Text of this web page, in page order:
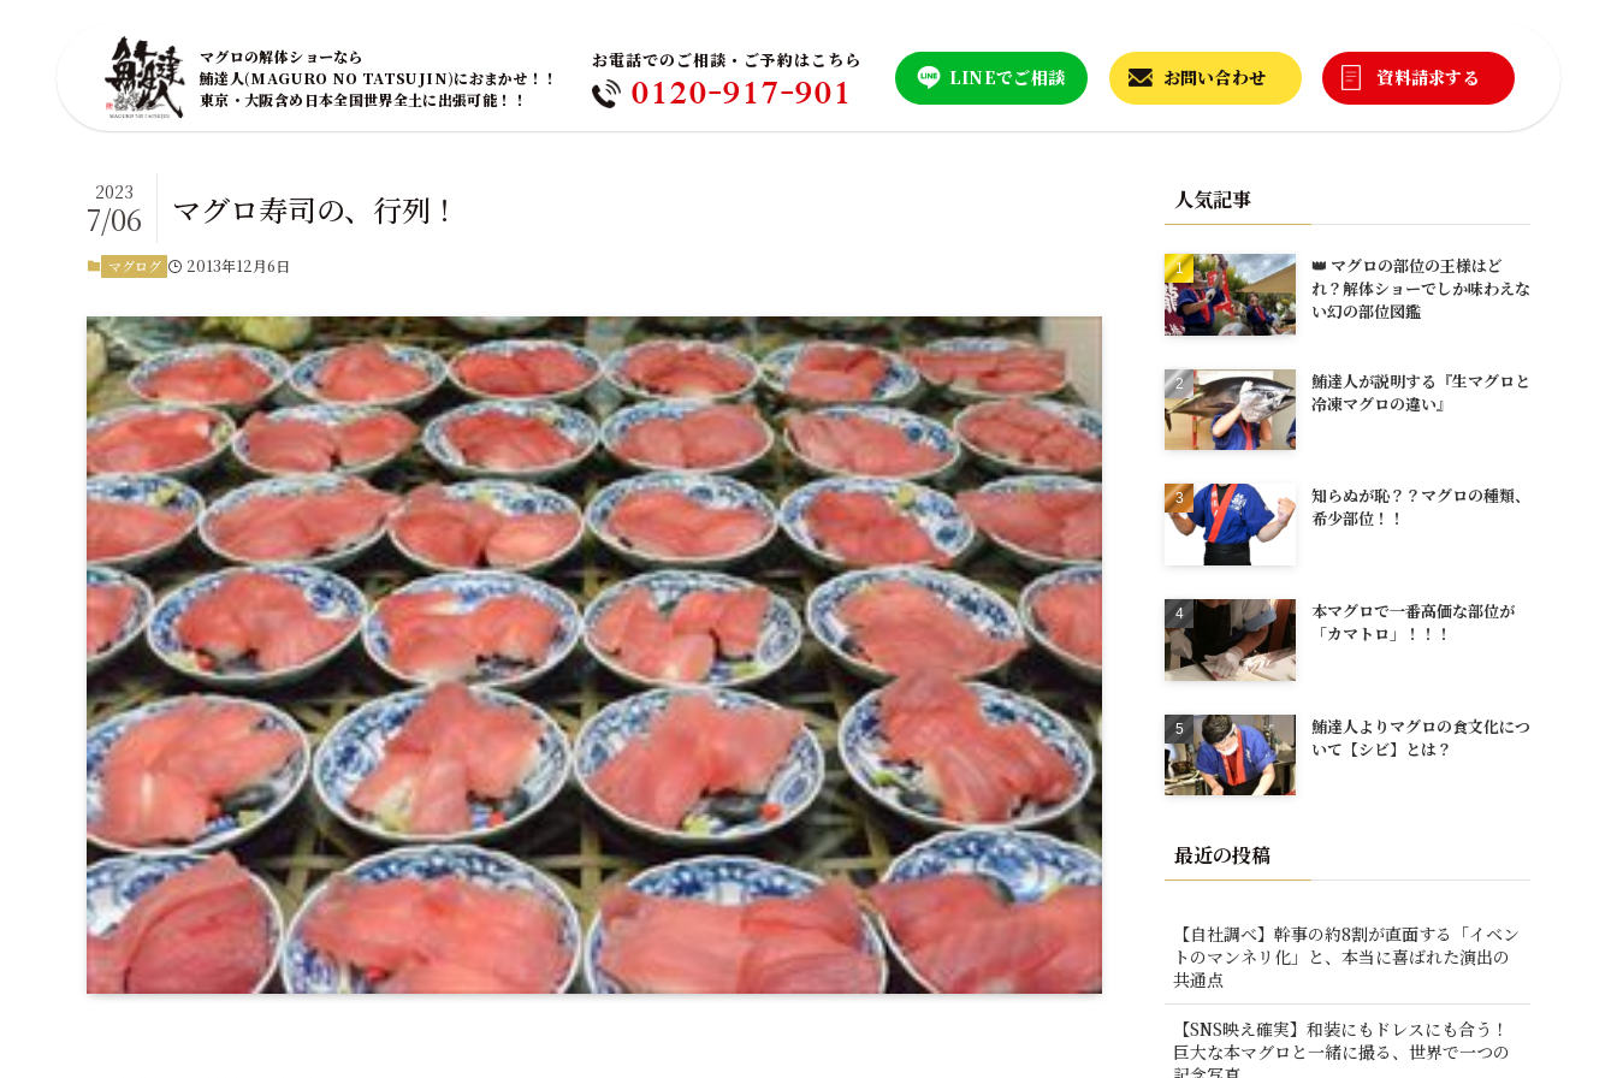
マグロの解体ショーなら
鮪達人(MAGURO NO TATSUJIN)におまかせ！！
東京・大阪含め日本全国世界全土に出張可能！！
お電話でのご相談・ご予約はこちら
0120-917-901 LINEでご相談 お問い合わせ 資料請求する
マグロ寿司の、行列！
2023
7/06
マグログ 2013年12月6日
人気記事
👑 マグロの部位の王様はど
れ？解体ショーでしか味わえな
い幻の部位図鑑
鮪達人が説明する『生マグロと
冷凍マグロの違い』
知らぬが恥？？マグロの種類、
希少部位！！
本マグロで一番高価な部位が
「カマトロ」！！！
鮪達人よりマグロの食文化につ
いて【シビ】とは？
最近の投稿
【自社調べ】幹事の約8割が直面する「イベン
トのマンネリ化」と、本当に喜ばれた演出の
共通点
【SNS映え確実】和装にもドレスにも合う！
巨大な本マグロと一緒に撮る、世界で一つの